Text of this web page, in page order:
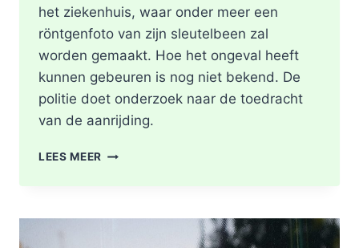
het ziekenhuis, waar onder meer een
röntgenfoto van zijn sleutelbeen zal
worden gemaakt. Hoe het ongeval heeft
kunnen gebeuren is nog niet bekend. De
politie doet onderzoek naar de toedracht
van de aanrijding.
LEES MEER GEWONDE
TWEE